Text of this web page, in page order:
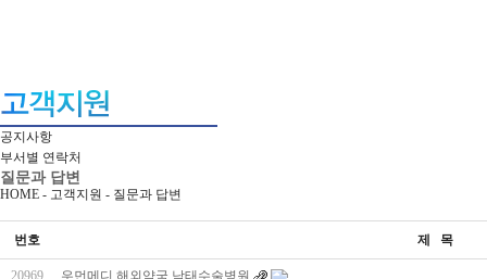
공지사항
부서별 연락처
질문과 답변
HOME - 고객지원 - 질문과 답변
번호 제 목